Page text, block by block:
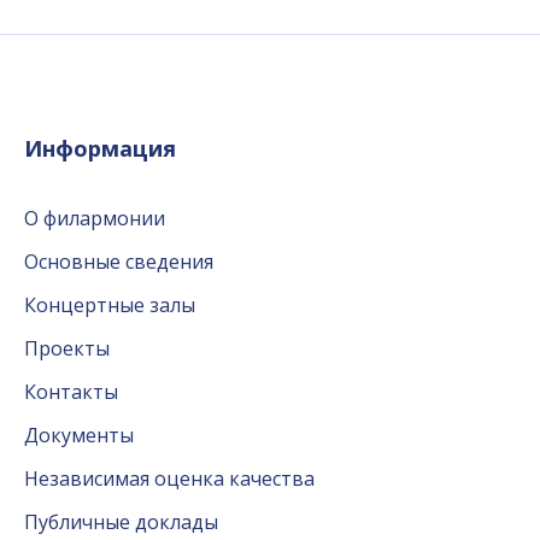
Информация
О филармонии
Основные сведения
Концертные залы
Проекты
Контакты
Документы
Независимая оценка качества
Публичные доклады